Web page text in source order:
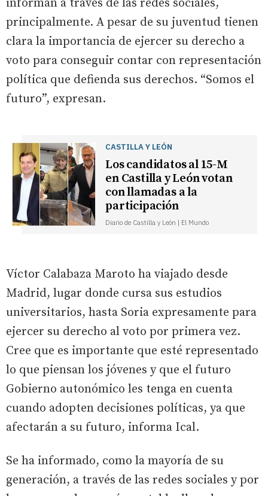
informan a través de las redes sociales,
principalmente. A pesar de su juventud tienen
clara la importancia de ejercer su derecho a
voto para conseguir contar con representación
política que defienda sus derechos. “Somos el
futuro”, expresan.
CASTILLA Y LEÓN
Los candidatos al 15-M
en Castilla y León votan
con llamadas a la
participación
Diario de Castilla y León | El Mundo
Víctor Calabaza Maroto ha viajado desde
Madrid, lugar donde cursa sus estudios
universitarios, hasta Soria expresamente para
ejercer su derecho al voto por primera vez.
Cree que es importante que esté representado
lo que piensan los jóvenes y que el futuro
Gobierno autonómico les tenga en cuenta
cuando adopten decisiones políticas, ya que
afectarán a su futuro, informa Ical.
Se ha informado, como la mayoría de su
generación, a través de las redes sociales y por